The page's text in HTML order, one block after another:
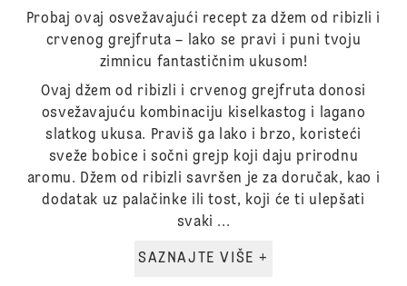
Probaj ovaj osvežavajući recept za džem od ribizli i
crvenog grejfruta – lako se pravi i puni tvoju
zimnicu fantastičnim ukusom!
Ovaj džem od ribizli i crvenog grejfruta donosi
osvežavajuću kombinaciju kiselkastog i lagano
slatkog ukusa. Praviš ga lako i brzo, koristeći
sveže bobice i sočni grejp koji daju prirodnu
aromu. Džem od ribizli savršen je za doručak, kao i
dodatak uz palačinke ili tost, koji će ti ulepšati
svaki ...
SAZNAJTE VIŠE +